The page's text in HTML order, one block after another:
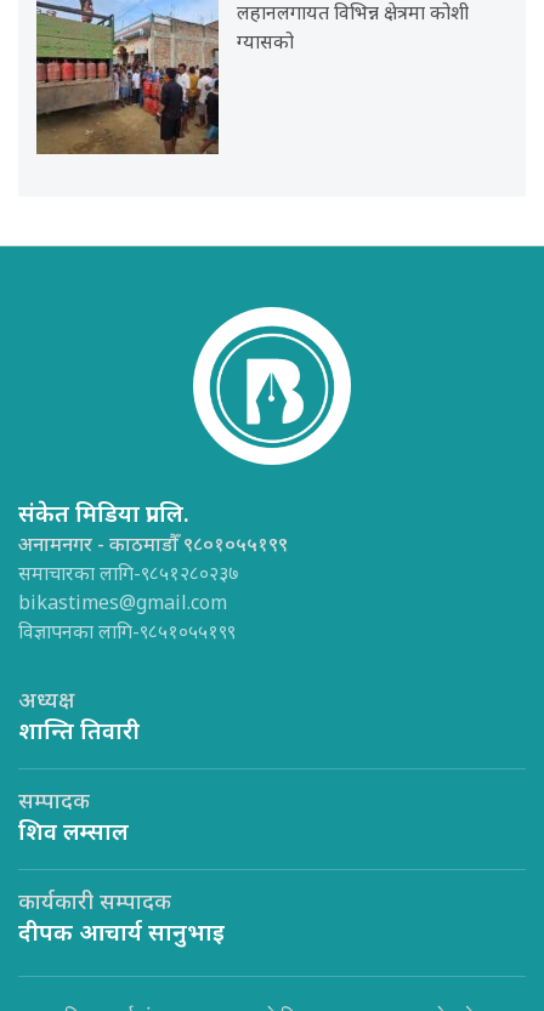
लहानलगायत विभिन्न क्षेत्रमा कोशी
ग्यासको
संकेत मिडिया प्रा.लि.
अनामनगर - काठमाडौँ ९८०१०५५१९९
समाचारका लागि-९८५१२८०२३७
bikastimes@gmail.com
विज्ञापनका लागि-९८५१०५५१९९
अध्यक्ष
शान्ति तिवारी
सम्पादक
शिव लम्साल
कार्यकारी सम्पादक
दीपक आचार्य सानुभाइ